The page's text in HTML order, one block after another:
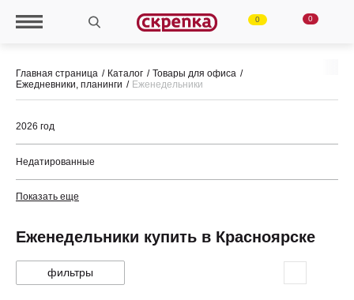
0 0
Главная страница Каталог
Товары для офиса
Ежедневники, планинги
Еженедельники
Еженедельники купить в Красноярске
2026 год
Недатированные
Показать еще
фильтры